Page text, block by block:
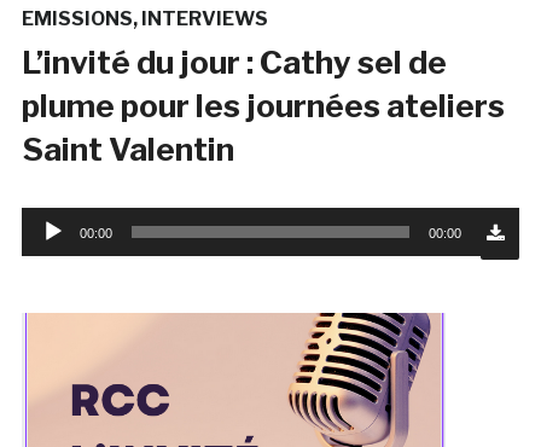
EMISSIONS, INTERVIEWS
L’invité du jour : Cathy sel de
plume pour les journées ateliers
Saint Valentin
Lecteur
audio
00:00 00:00